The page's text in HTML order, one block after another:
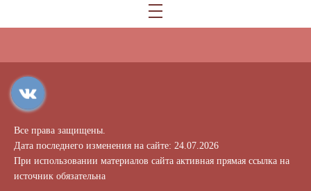
Все права защищены.
Дата последнего изменения на сайте: 24.07.2026
При использовании материалов сайта активная прямая ссылка на
источник обязательна